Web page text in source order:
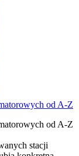
od A-Z
od A-Z
stacji